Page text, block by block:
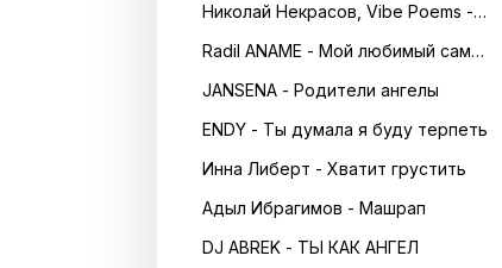
Николай Некрасов, Vibe Poems - Русь
Radil ANAME - Мой любимый самый красивый
JANSENA - Родители ангелы
ENDY - Ты думала я буду терпеть
Инна Либерт - Хватит грустить
Адыл Ибрагимов - Машрап
DJ ABREK - ТЫ КАК АНГЕЛ